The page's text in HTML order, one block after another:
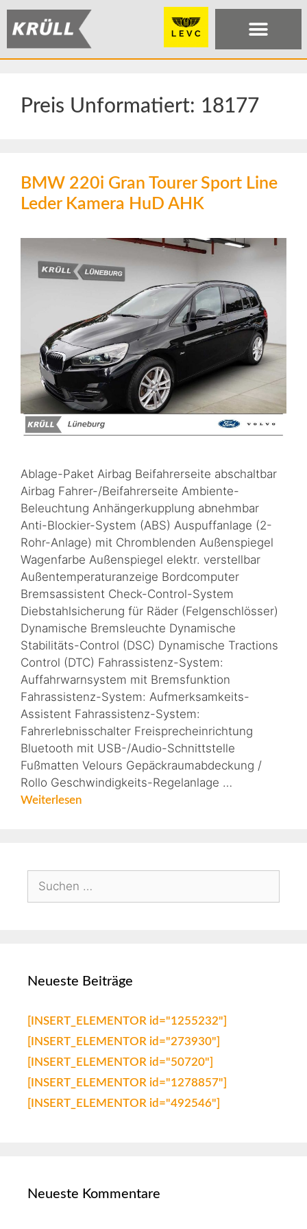
Preis Unformatiert: 18177
BMW 220i Gran Tourer Sport Line
Leder Kamera HuD AHK
Ablage-Paket Airbag Beifahrerseite abschaltbar
Airbag Fahrer-/Beifahrerseite Ambiente-
Beleuchtung Anhängerkupplung abnehmbar
Anti-Blockier-System (ABS) Auspuffanlage (2-
Rohr-Anlage) mit Chromblenden Außenspiegel
Wagenfarbe Außenspiegel elektr. verstellbar
Außentemperaturanzeige Bordcomputer
Bremsassistent Check-Control-System
Diebstahlsicherung für Räder (Felgenschlösser)
Dynamische Bremsleuchte Dynamische
Stabilitäts-Control (DSC) Dynamische Tractions
Control (DTC) Fahrassistenz-System:
Auffahrwarnsystem mit Bremsfunktion
Fahrassistenz-System: Aufmerksamkeits-
Assistent Fahrassistenz-System:
Fahrerlebnisschalter Freisprecheinrichtung
Bluetooth mit USB-/Audio-Schnittstelle
Fußmatten Velours Gepäckraumabdeckung /
Rollo Geschwindigkeits-Regelanlage …
Weiterlesen
Neueste Beiträge
[INSERT_ELEMENTOR id="1255232"]
[INSERT_ELEMENTOR id="273930"]
[INSERT_ELEMENTOR id="50720"]
[INSERT_ELEMENTOR id="1278857"]
[INSERT_ELEMENTOR id="492546"]
Neueste Kommentare